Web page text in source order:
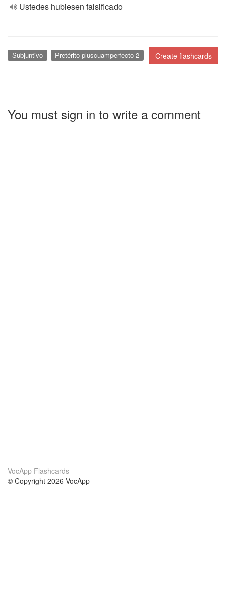
Ustedes hubiesen falsificado
Create flashcards
Subjuntivo Pretérito pluscuamperfecto 2
You must sign in to write a comment
VocApp Flashcards
© Copyright 2026 VocApp